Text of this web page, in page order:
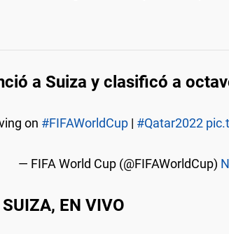
a Suiza y clasificó a
on #FIFAWorldCup| #Qatar2022
— FIFA World Cup (@FIFAWorldCup)
EN VIVO